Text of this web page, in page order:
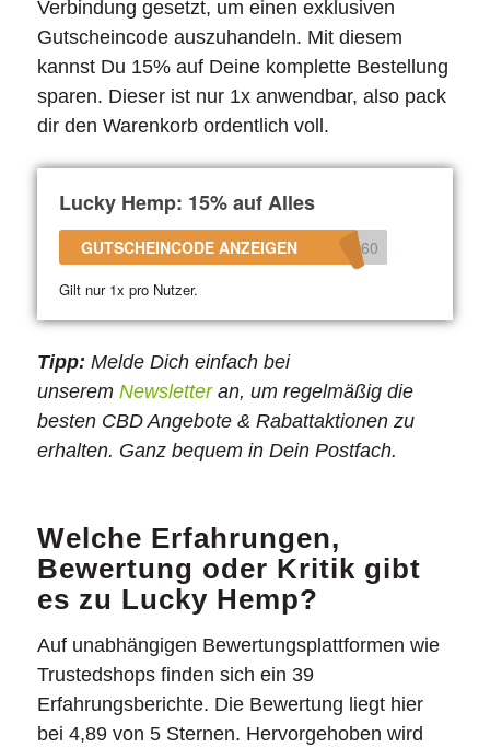
Verbindung gesetzt, um einen exklusiven
Gutscheincode auszuhandeln. Mit diesem
kannst Du 15% auf Deine komplette Bestellung
sparen. Dieser ist nur 1x anwendbar, also pack
dir den Warenkorb ordentlich voll.
Lucky Hemp: 15% auf Alles
GUTSCHEINCODE ANZEIGEN 360
Gilt nur 1x pro Nutzer.
Tipp: Melde Dich einfach bei
unserem Newsletteran, um regelmäßig die
besten CBD Angebote & Rabattaktionen zu
erhalten. Ganz bequem in Dein Postfach.
Welche Erfahrungen,
Bewertung oder Kritik gibt
es zu Lucky Hemp?
Auf unabhängigen Bewertungsplattformen wie
Trustedshops finden sich ein 39
Erfahrungsberichte. Die Bewertung liegt hier
bei 4,89 von 5 Sternen. Hervorgehoben wird